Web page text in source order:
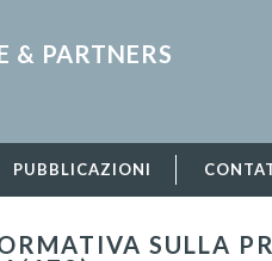
& PARTNERS
PUBBLICAZIONI
SULLA